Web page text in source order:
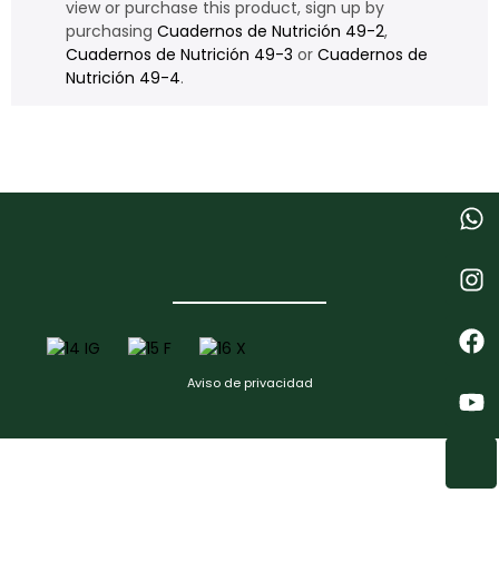
view or purchase this product, sign up by
purchasing Cuadernos de Nutrición 49-2,
Cuadernos de Nutrición 49-3 or Cuadernos de
Nutrición 49-4.
Aviso de privacidad